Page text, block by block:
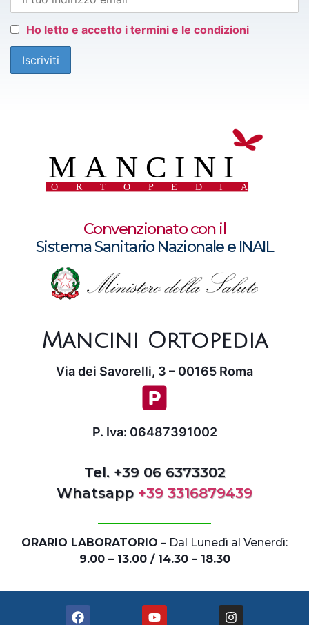
Ho letto e accetto i termini e le condizioni
Convenzionato con il
Sistema Sanitario Nazionale e INAIL
Mancini Ortopedia
Via dei Savorelli, 3 – 00165 Roma
P. Iva: 06487391002
Tel. +39 06 6373302
Whatsapp +39 3316879439
ORARIO LABORATORIO – Dal Lunedì al Venerdì:
9.00 – 13.00 / 14.30 – 18.30